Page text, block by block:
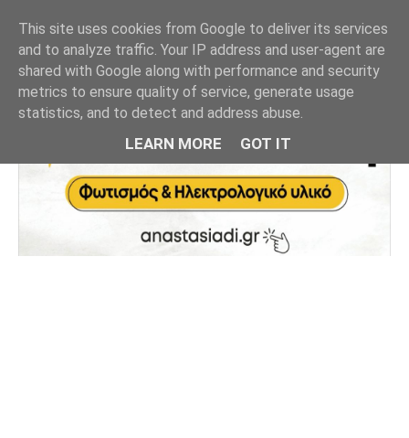
This site uses cookies from Google to deliver its services
and to analyze traffic. Your IP address and user-agent are
shared with Google along with performance and security
metrics to ensure quality of service, generate usage
statistics, and to detect and address abuse.
LEARN MORE GOT IT